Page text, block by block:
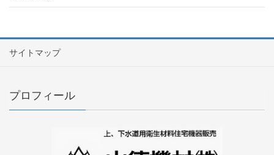
サイトマップ
プロフィール